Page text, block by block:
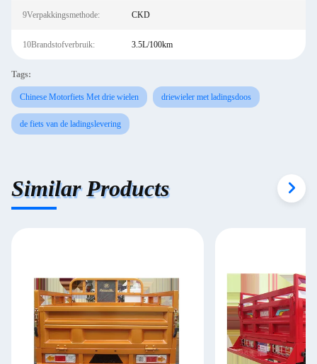
9Verpakkingsmethode: CKD
10Brandstofverbruik: 3.5L/100km
Tags:
Chinese Motorfiets Met drie wielen driewieler met ladingsdoos
de fiets van de ladingslevering
Similar Products